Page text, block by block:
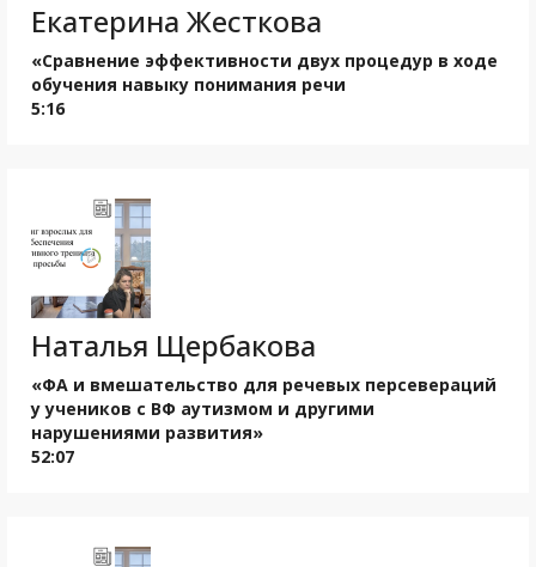
Екатерина Жесткова
«Сравнение эффективности двух процедур в ходе
обучения навыку понимания речи
5:16
Наталья Щербакова
«ФА и вмешательство для речевых персевераций
у учеников с ВФ аутизмом и другими
нарушениями развития»
52:07